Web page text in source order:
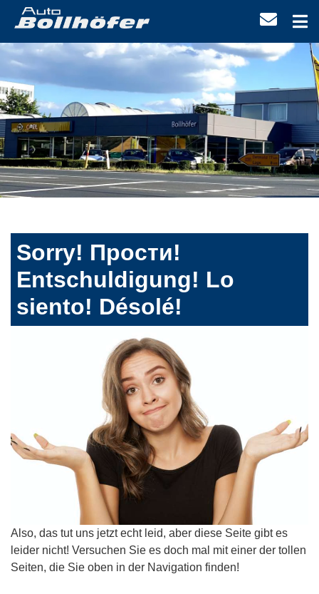
Sorry! Прости!
Entschuldigung! Lo
siento! Désolé!
Also, das tut uns jetzt echt leid, aber diese Seite gibt es
leider nicht! Versuchen Sie es doch mal mit einer der tollen
Seiten, die Sie oben in der Navigation finden!